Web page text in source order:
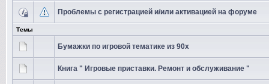
Проблемы с регистрацией и/или активацией на форуме
Темы
Бумажки по игровой тематике из 90х
Книга " Игровые приставки. Ремонт и обслуживание "